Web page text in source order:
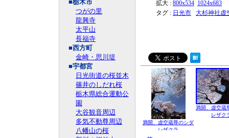
■栃木市
つがの里
龍興寺
太平山
長福寺
■西方町
金崎・思川堤
■宇都宮
日光街道の桜並木
篠井のしだれ桜
栃木県総合運動公
園
大谷観音周辺
多気不動尊周辺
八幡山の桜
拡大 : 800x534 1024x683
タグ : 日光市 大杉神社虚
満開、虚空蔵尊のシダ
レザクラ
満開、虚空蔵
レザク